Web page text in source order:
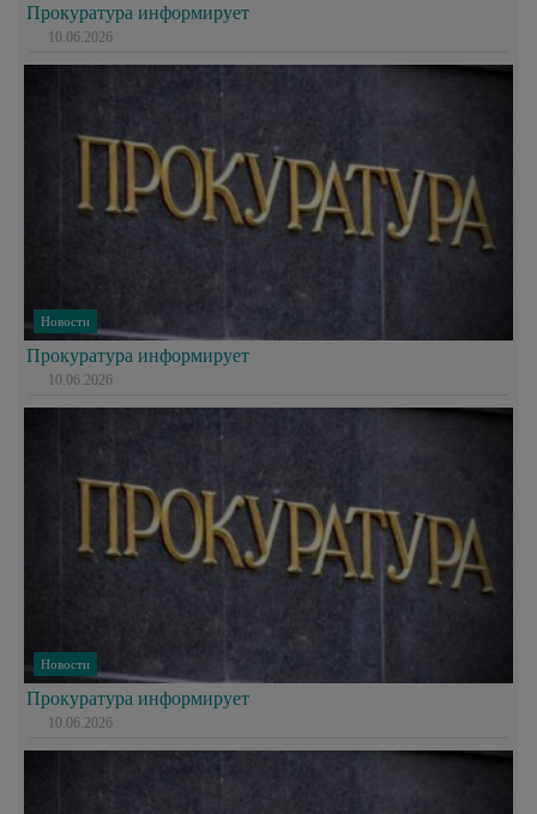
Прокуратура информирует
10.06.2026
Новости
Прокуратура информирует
10.06.2026
Новости
Прокуратура информирует
10.06.2026